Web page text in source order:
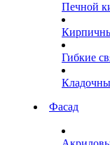
Печной
Гибкие
Фасад